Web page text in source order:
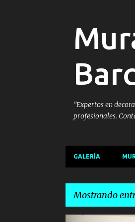
"Expertos en
profesionales.
GALERÍA
Mostrando